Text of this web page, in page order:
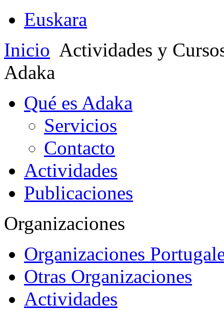
Euskara
Inicio Actividades y
Adaka
Qué es Adaka
Servicios
Contacto
Actividades
Publicaciones
Organizaciones
Organizaciones
Otras Organizaciones
Actividades